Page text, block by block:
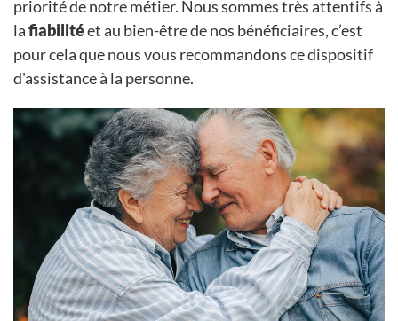
priorité de notre métier. Nous sommes très attentifs à
lafiabilitéet au bien-être de nos bénéficiaires, c’est
pour cela que nous vous recommandons ce dispositif
d'assistance à la personne.